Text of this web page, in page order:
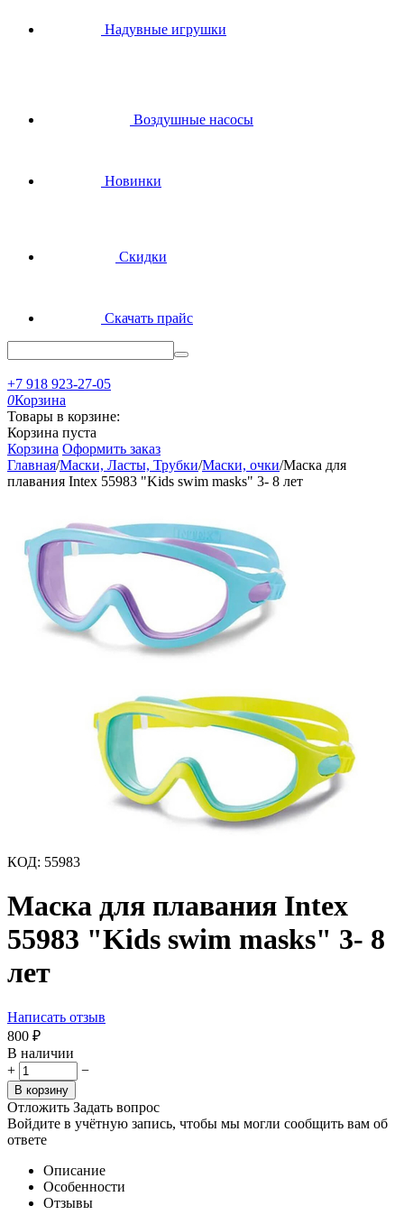
Надувные игрушки
Воздушные насосы
Новинки
Скидки
Скачать прайс
+7 918 923-27-05
0Корзина
Товары в корзине:
Корзина пуста
Корзина Оформить заказ
Главная/Маски, Ласты, Трубки/Маски, очки/Маска для
плавания Intex 55983 "Kids swim masks" 3- 8 лет
КОД: 55983
Маска для плавания Intex
55983 "Kids swim masks" 3- 8
лет
Написать отзыв
800 ₽
В наличии
+
−
В корзину
Отложить Задать вопрос
Войдите в учётную запись, чтобы мы могли сообщить вам об
ответе
Описание
Особенности
Отзывы